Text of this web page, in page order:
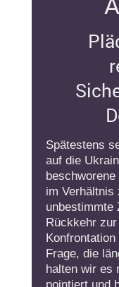
Spätestens
auf die
im Verhältnis
unbestimmte
Rückkehr
Frage, die
halten wir es
pointiert und